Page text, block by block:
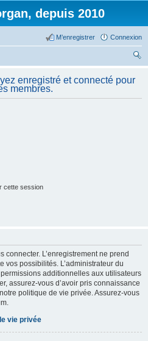
depuis 2010
Connexion
M’enregistrer
her
ch
enregistré et connecté pour
membres.
cette session
connecter. L’enregistrement ne prend
vos possibilités. L’administrateur du
additionnelles aux utilisateurs
assurez-vous d’avoir pris connaissance
politique de vie privée. Assurez-vous
vie privée